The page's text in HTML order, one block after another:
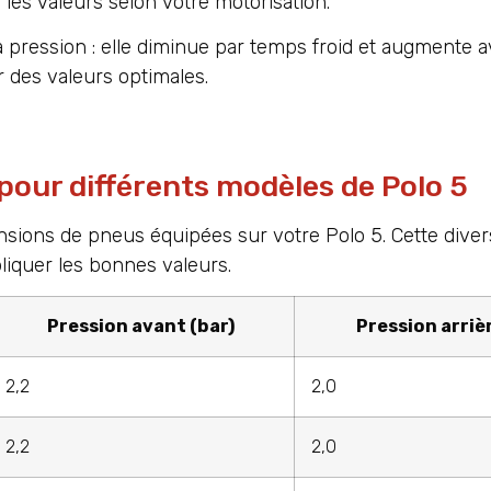
: elle diminue par temps froid et augmente
valeurs optimales.
différents modèles de Polo 5
de pneus équipées sur votre Polo 5. Cette
les bonnes valeurs.
Pression avant (bar) Pression
2,2 2,0
2,2 2,0